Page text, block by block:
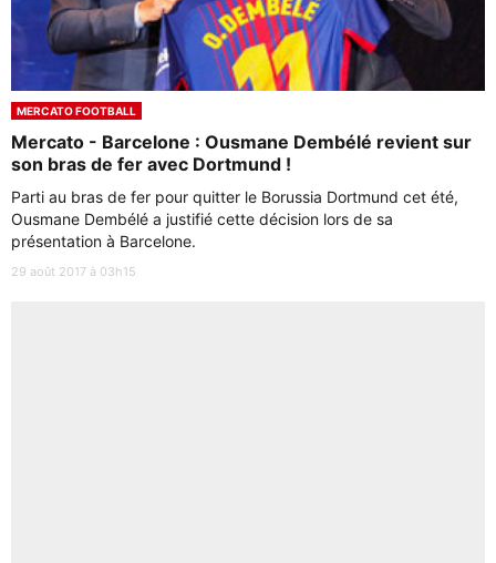
MERCATO FOOTBALL
Mercato - Barcelone : Ousmane Dembélé revient sur
son bras de fer avec Dortmund !
Parti au bras de fer pour quitter le Borussia Dortmund cet été,
Ousmane Dembélé a justifié cette décision lors de sa
présentation à Barcelone.
29 août 2017 à 03h15